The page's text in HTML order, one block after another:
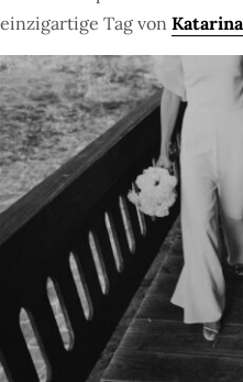
einzigartige Tag von